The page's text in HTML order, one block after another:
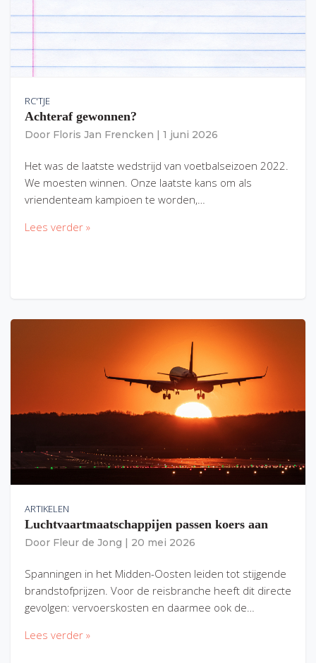
RC'TJE
Achteraf gewonnen?
Door Floris Jan Frencken 1 juni 2026
Het was de laatste wedstrijd van voetbalseizoen 2022.
We moesten winnen. Onze laatste kans om als
vriendenteam kampioen te worden,…
Lees verder »
ARTIKELEN
Luchtvaartmaatschappijen passen koers aan
Door Fleur de Jong 20 mei 2026
Spanningen in het Midden-Oosten leiden tot stijgende
brandstofprijzen. Voor de reisbranche heeft dit directe
gevolgen: vervoerskosten en daarmee ook de…
Lees verder »